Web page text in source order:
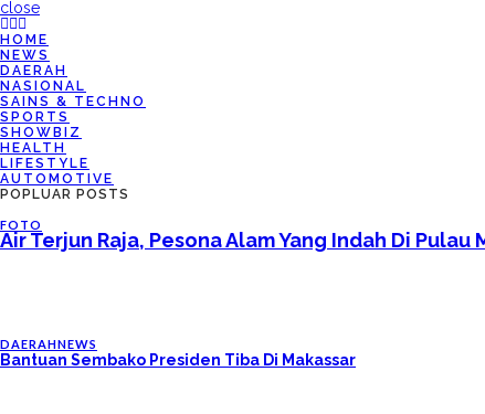
close
HOME
NEWS
DAERAH
NASIONAL
SAINS & TECHNO
SPORTS
SHOWBIZ
HEALTH
LIFESTYLE
AUTOMOTIVE
POPLUAR POSTS
FOTO
Air Terjun Raja, Pesona Alam Yang Indah Di Pulau
DAERAHNEWS
Bantuan Sembako Presiden Tiba Di Makassar